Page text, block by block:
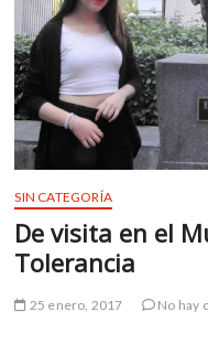
SIN CATEGORÍA
De visita en el
Tolerancia
25 enero, 2017 No hay